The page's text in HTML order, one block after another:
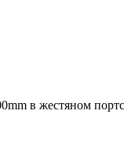
в жестяном